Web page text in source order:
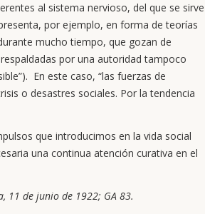
al sistema nervioso, del que se sirve
por ejemplo, en forma de teorías
mucho tiempo, que gozan de
por una autoridad tampoco
En este caso, “las fuerzas de
o desastres sociales. Por la tendencia
que introducimos en la vida social
una continua atención curativa en el
11 de junio de 1922; GA 83.